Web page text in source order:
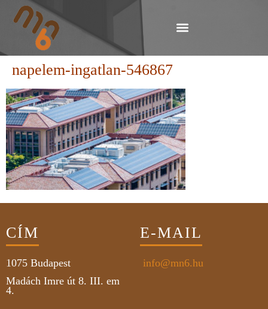
napelem-ingatlan-546867
CÍM
1075 Budapest
Madách Imre út 8. III. em
4.
E-MAIL
info@mn6.hu